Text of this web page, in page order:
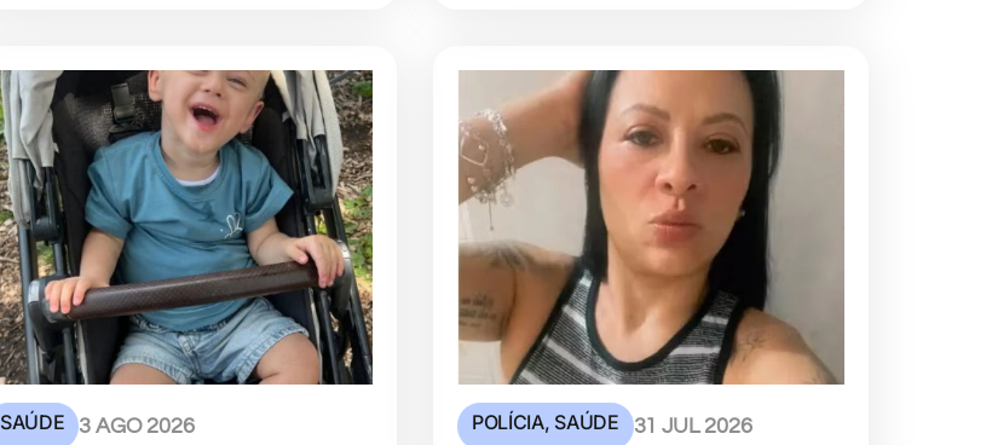
SAÚDE 3 AGO 2026 POLÍCIA, SAÚDE 31 JUL 2026